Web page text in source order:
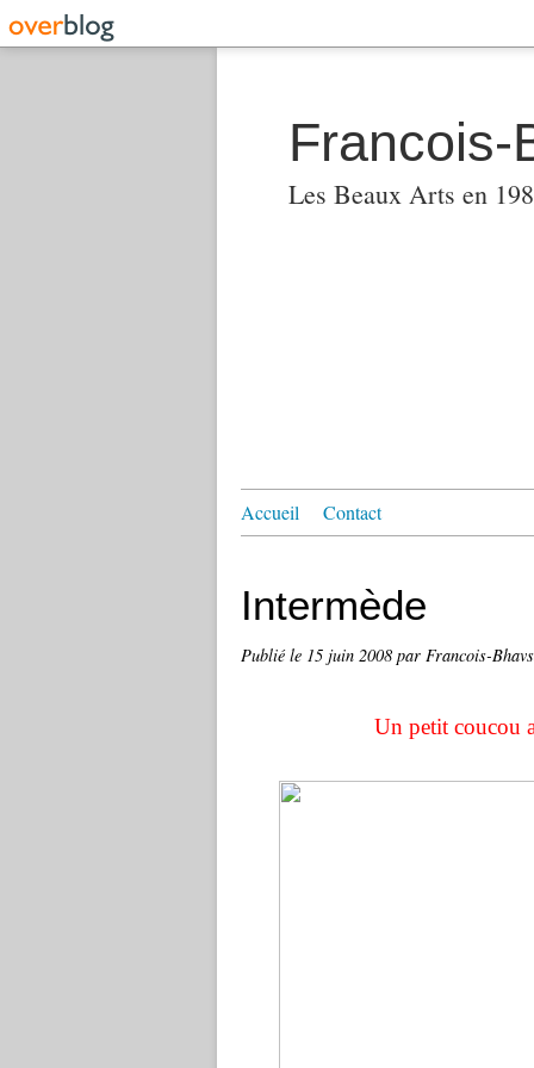
Francois-
Les Beaux Arts en
Accueil Contact
Intermède
Publié le 15 juin 2008 par Francois-
Un petit coucou